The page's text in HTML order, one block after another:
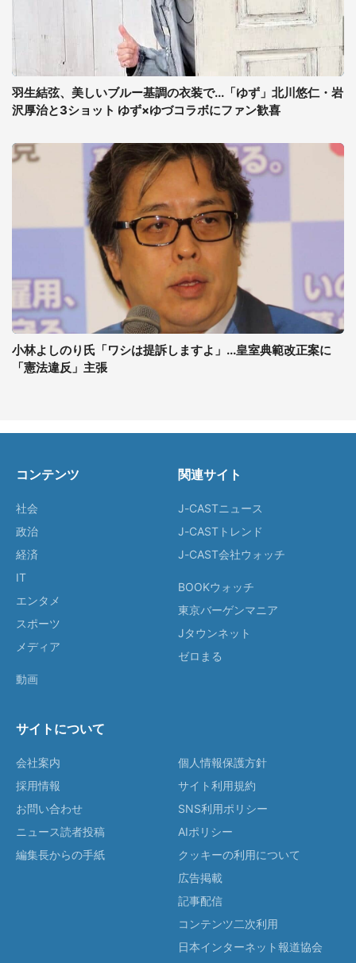
羽生結弦、美しいブルー基調の衣装で...「ゆず」北川悠仁・岩
沢厚治と3ショット ゆず×ゆづコラボにファン歓喜
小林よしのり氏「ワシは提訴しますよ」...皇室典範改正案に
「憲法違反」主張
コンテンツ
社会
政治
経済
IT
エンタメ
スポーツ
メディア
動画
関連サイト
J-CASTニュース
J-CASTトレンド
J-CAST会社ウォッチ
BOOKウォッチ
東京バーゲンマニア
Jタウンネット
ゼロまる
サイトについて
会社案内
採用情報
お問い合わせ
ニュース読者投稿
編集長からの手紙
個人情報保護方針
サイト利用規約
SNS利用ポリシー
AIポリシー
クッキーの利用について
広告掲載
記事配信
コンテンツ二次利用
日本インターネット報道協会